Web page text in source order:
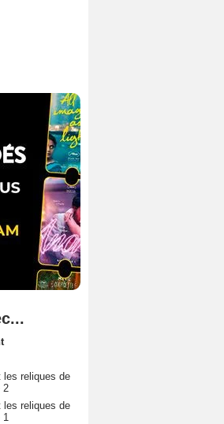
les reliques de
2
les reliques de
1